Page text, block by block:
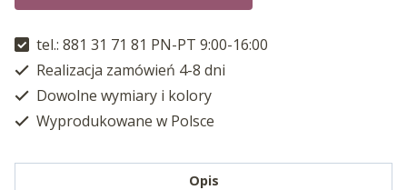
tel.: 881 31 71 81 PN-PT 9:00-16:00
Realizacja zamówień 4-8 dni
Dowolne wymiary i kolory
Wyprodukowane w Polsce
Opis